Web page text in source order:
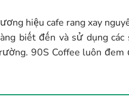
hiệu cafe rang xay
biết đến và sử dụng các
90S Coffee luôn đem